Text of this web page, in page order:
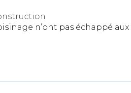
n’ont pas échappé aux